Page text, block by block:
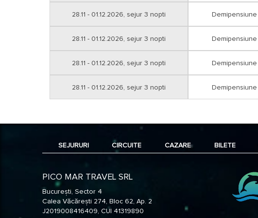
28.11 - 01.12.2026, sejur 3 nopti Demipensiune
28.11 - 01.12.2026, sejur 3 nopti Demipensiune
28.11 - 01.12.2026, sejur 3 nopti Demipensiune
28.11 - 01.12.2026, sejur 3 nopti Demipensiune
SEJURURI CIRCUITE CAZARE BILETE
PICO MAR TRAVEL SRL
București, Sector 4
Calea Văcărești 274, Bloc 62, Ap. 2
J2019008416409, CUI 41319890